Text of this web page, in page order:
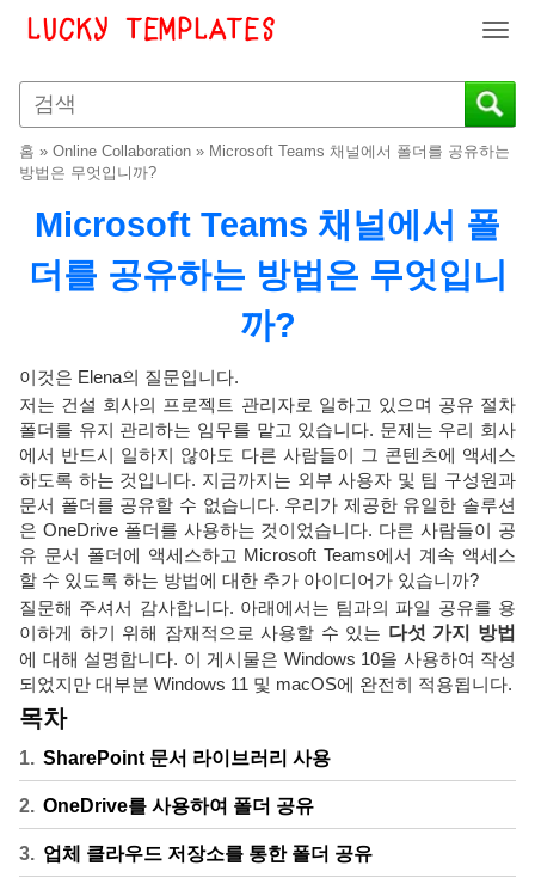
T
g
g
e
a
v
g
o
n
홈 » Online Collaboration » Microsoft Teams 채널에서 폴더를 공유하는
방법은 무엇입니까?
Microsoft Teams 채널에서 폴
더를 공유하는 방법은 무엇입니
까?
이것은 Elena의 질문입니다.
저는 건설 회사의 프로젝트 관리자로 일하고 있으며 공유 절차
폴더를 유지 관리하는 임무를 맡고 있습니다. 문제는 우리 회사
에서 반드시 일하지 않아도 다른 사람들이 그 콘텐츠에 액세스
하도록 하는 것입니다. 지금까지는 외부 사용자 및 팀 구성원과
문서 폴더를 공유할 수 없습니다. 우리가 제공한 유일한 솔루션
은 OneDrive 폴더를 사용하는 것이었습니다. 다른 사람들이 공
유 문서 폴더에 액세스하고 Microsoft Teams에서 계속 액세스
할 수 있도록 하는 방법에 대한 추가 아이디어가 있습니까?
질문해 주셔서 감사합니다. 아래에서는 팀과의 파일 공유를 용
이하게 하기 위해 잠재적으로 사용할 수 있는 다섯 가지 방법
에 대해 설명합니다. 이 게시물은 Windows 10을 사용하여 작성
되었지만 대부분 Windows 11 및 macOS에 완전히 적용됩니다.
목차
SharePoint 문서 라이브러리 사용
OneDrive를 사용하여 폴더 공유
업체 클라우드 저장소를 통한 폴더 공유